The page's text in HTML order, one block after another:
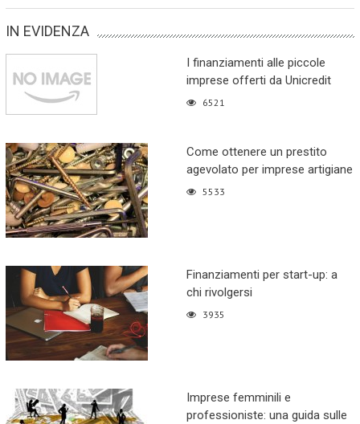
IN EVIDENZA
I finanziamenti alle piccole
imprese offerti da Unicredit
6521
Come ottenere un prestito
agevolato per imprese artigiane
5533
Finanziamenti per start-up: a
chi rivolgersi
3935
Imprese femminili e
professioniste: una guida sulle